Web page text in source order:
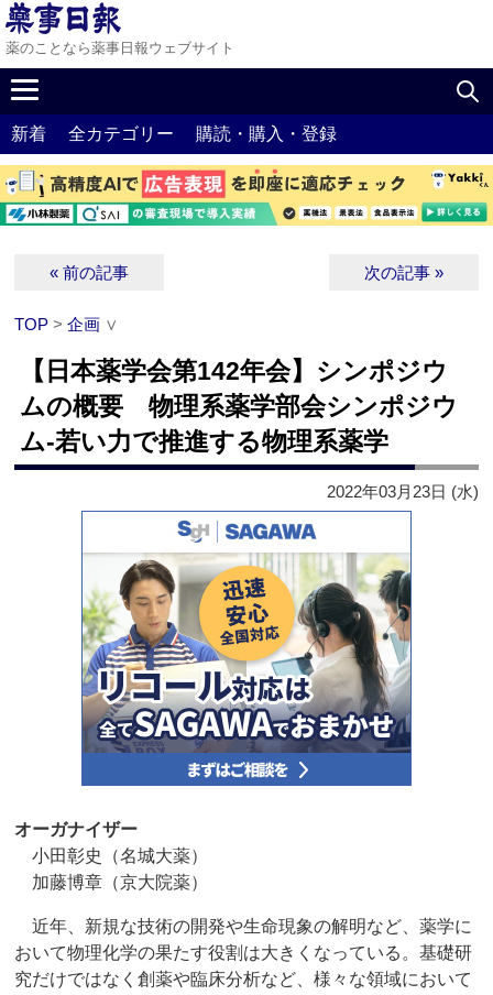
薬のことなら薬事日報ウェブサイト
新着 全カテゴリー 購読・購入・登録
« 前の記事 次の記事 »
TOP >企画 ∨
【日本薬学会第142年会】シンポジウ
ムの概要 物理系薬学部会シンポジウ
ム‐若い力で推進する物理系薬学
2022年03月23日 (水)
オーガナイザー
小田彰史（名城大薬）
加藤博章（京大院薬）
近年、新規な技術の開発や生命現象の解明など、薬学に
おいて物理化学の果たす役割は大きくなっている。基礎研
究だけではなく創薬や臨床分析など、様々な領域において